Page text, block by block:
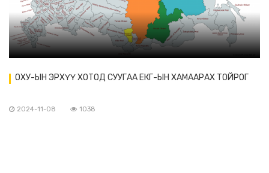
ОХУ-ЫН ЭРХҮҮ ХОТОД СУУГАА ЕКГ-ЫН ХАМААРАХ ТОЙРОГ
2024-11-08 1038